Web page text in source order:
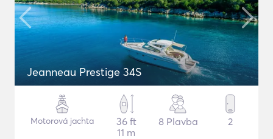
Jeanneau Prestige 34S
Motorová jachta
36 ft
11 m
8 Plavba 2